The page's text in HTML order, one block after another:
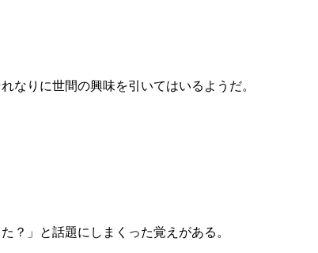
なりに世間の興味を引いてはいるようだ。
？」と話題にしまくった覚えがある。